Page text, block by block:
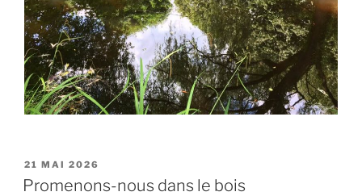
PUBLIÉ
LE
21 MAI 2026
Promenons-nous dans le bois